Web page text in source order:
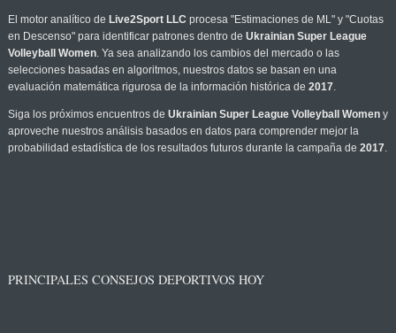
El motor analítico de Live2Sport LLC procesa "Estimaciones de ML" y "Cuotas
en Descenso" para identificar patrones dentro de Ukrainian Super League
Volleyball Women. Ya sea analizando los cambios del mercado o las
selecciones basadas en algoritmos, nuestros datos se basan en una
evaluación matemática rigurosa de la información histórica de 2017.
Siga los próximos encuentros de Ukrainian Super League Volleyball Womeny
aproveche nuestros análisis basados en datos para comprender mejor la
probabilidad estadística de los resultados futuros durante la campaña de 2017.
PRINCIPALES CONSEJOS DEPORTIVOS HOY